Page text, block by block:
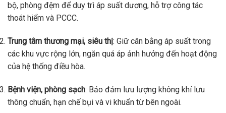
bộ, phòng đệm để duy trì áp suất dương, hỗ trợ công tác
thoát hiểm và PCCC.
Trung tâm thương mại, siêu thị: Giữ cân bằng áp suất trong
các khu vực rộng lớn, ngăn quá áp ảnh hưởng đến hoạt động
của hệ thống điều hòa.
Bệnh viện, phòng sạch: Bảo đảm lưu lượng không khí lưu
thông chuẩn, hạn chế bụi và vi khuẩn từ bên ngoài.